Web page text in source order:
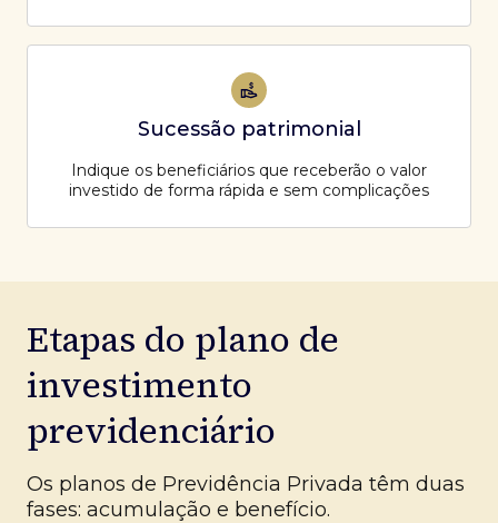
Sucessão patrimonial
Indique os beneficiários que receberão o valor
investido de forma rápida e sem complicações
Etapas do plano de
investimento
previdenciário
Os planos de Previdência Privada têm duas
fases: acumulação e benefício.